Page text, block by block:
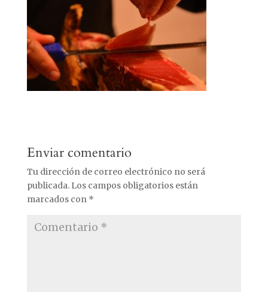
Enviar comentario
Tu dirección de correo electrónico no será
publicada. Los campos obligatorios están
marcados con *